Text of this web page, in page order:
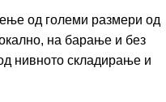
од големи размери од
на барање и без
нивното складирање и